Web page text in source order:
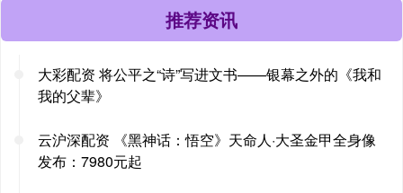
推荐资讯
大彩配资 将公平之“诗”写进文书——银幕之外的《我和
我的父辈》
云沪深配资 《黑神话：悟空》天命人·大圣金甲全身像
发布：7980元起